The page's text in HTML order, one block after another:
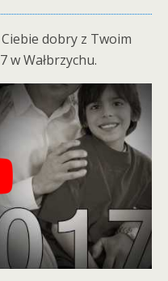
dobry z Twoim
w Wałbrzychu.